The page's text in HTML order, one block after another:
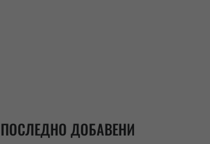
ПОСЛЕДНО ДОБАВЕНИ